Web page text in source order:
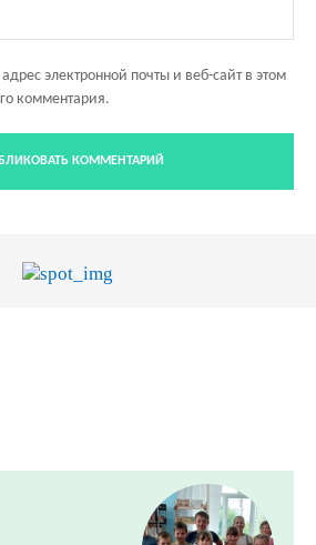
электронной почты и веб-сайт в этом
комментария.